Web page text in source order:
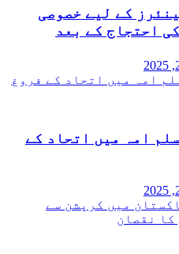
کے لیے خصوصی
کی احتجاج کے بعد
امہ میں اتحاد کے